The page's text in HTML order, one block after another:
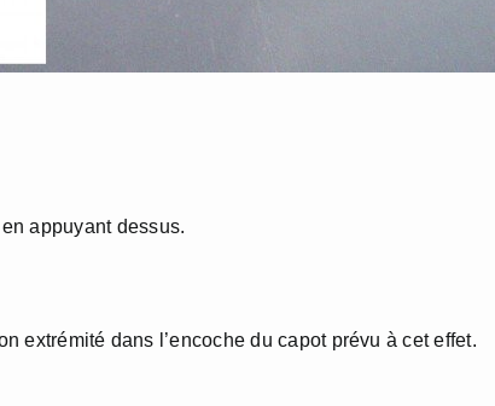
appuyant dessus.
extrémité dans l’encoche du capot prévu à cet effet.